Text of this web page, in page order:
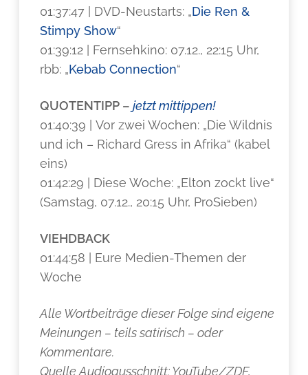
01:37:47 | DVD-Neustarts: „Die Ren &
Stimpy Show“
01:39:12 | Fernsehkino: 07.12., 22:15 Uhr,
rbb: „Kebab Connection“
QUOTENTIPP –jetzt mittippen!
01:40:39 | Vor zwei Wochen: „Die Wildnis
und ich – Richard Gress in Afrika“ (kabel
eins)
01:42:29 | Diese Woche: „Elton zockt live“
(Samstag, 07.12., 20:15 Uhr, ProSieben)
VIEHDBACK
01:44:58 | Eure Medien-Themen der
Woche
Alle Wortbeiträge dieser Folge sind eigene
Meinungen – teils satirisch – oder
Kommentare.
Quelle Audioausschnitt: YouTube/ZDF,